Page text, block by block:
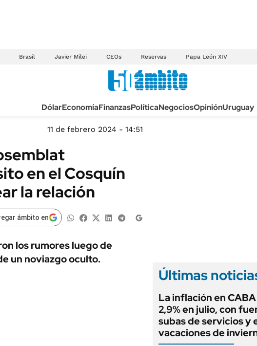
Brasil Javier Milei CEOs Reservas Papa León XIV
TECNOLOGÍA
MÉXICO
INFORMACIÓN GENERAL
ESPECTÁCULOS
AUTOS
DólarEconomíaFinanzasPolíticaNegociosOpiniónUruguay
11 de febrero 2024 - 14:51
en el Cosquín
la relación
ámbito en
los rumores luego de
un noviazgo oculto.
Últimas
La inflación en
2,9% en julio, con
subas de servicios y
vacaciones de